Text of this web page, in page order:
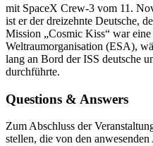
mit SpaceX Crew-3 vom 11.
ist er der dreizehnte Deutsche,
Mission „Cosmic Kiss“ war
Weltraumorganisation (ESA),
lang an Bord der ISS deutsche
durchführte.
Questions & Answers
Zum Abschluss der
stellen, die von den